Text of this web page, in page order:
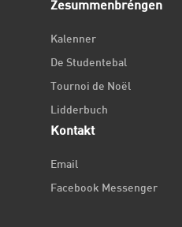
Zesummenbréngen
Kalenner
De Studentebal
Tournoi de Noël
Lidderbuch
Kontakt
Email
Facebook Messenger